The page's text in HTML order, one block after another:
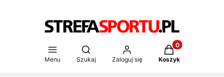
Menu
Otwórz wyszukiwarkę
Szukaj Zaloguj się
Produkty w
Koszyk